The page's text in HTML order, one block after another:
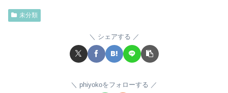
未分類
シェアする
phiyokoをフォローする